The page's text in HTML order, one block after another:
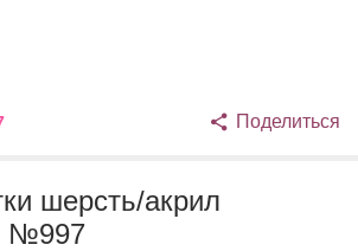
Поделиться
шерсть/акрил
№997